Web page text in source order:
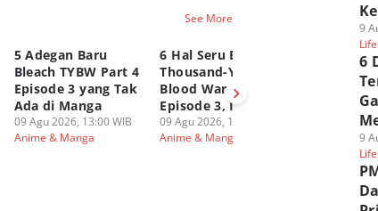
See More
5 Adegan Baru
Bleach TYBW Part 4
Episode 3 yang Tak
Ada di Manga
09 Agu 2026, 13:00 WIB
Anime & Manga
6 Hal Seru Bleach
Thousand-Year
Blood War Part 4
Episode 3, Ichigo?
09 Agu 2026, 12:00 WIB
Anime & Manga
Daftar
x Hunter
Bisa di-
09 Agu 2026,
Anime &
9
Life
6
9